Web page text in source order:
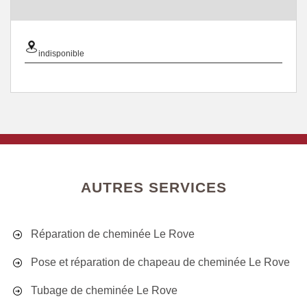
indisponible
AUTRES SERVICES
Réparation de cheminée Le Rove
Pose et réparation de chapeau de cheminée Le Rove
Tubage de cheminée Le Rove